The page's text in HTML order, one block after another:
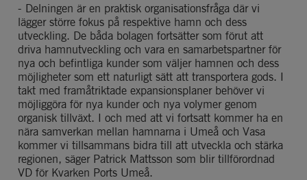
- Delningen är en praktisk organisationsfråga där vi
lägger större fokus på respektive hamn och dess
utveckling. De båda bolagen fortsätter som förut att
driva hamnutveckling och vara en samarbetspartner för
nya och befintliga kunder som väljer hamnen och dess
möjligheter som ett naturligt sätt att transportera gods. I
takt med framåtriktade expansionsplaner behöver vi
möjliggöra för nya kunder och nya volymer genom
organisk tillväxt. I och med att vi fortsatt kommer ha en
nära samverkan mellan hamnarna i Umeå och Vasa
kommer vi tillsammans bidra till att utveckla och stärka
regionen, säger Patrick Mattsson som blir tillförordnad
VD för Kvarken Ports Umeå.